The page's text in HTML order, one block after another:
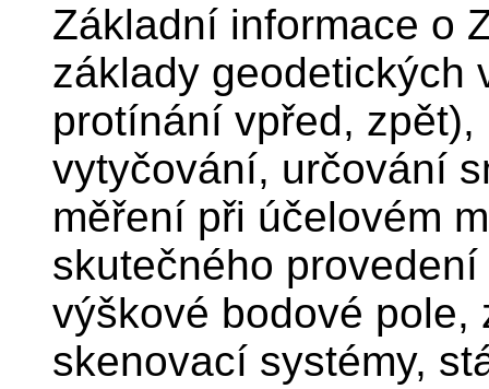
Základní informace o
základy geodetických
protínání vpřed,
vytyčování, určování
měření při účelovém
skutečného
výškové bodové
skenovací systémy,